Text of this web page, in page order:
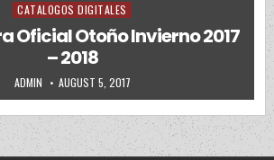
Posted in
CATALOGOS DIGITALES
Oficial Otoño Invierno 2017
– 2018
AUTHOR:
ADMIN PUBLISHED DATE:
AUGUST 5, 2017